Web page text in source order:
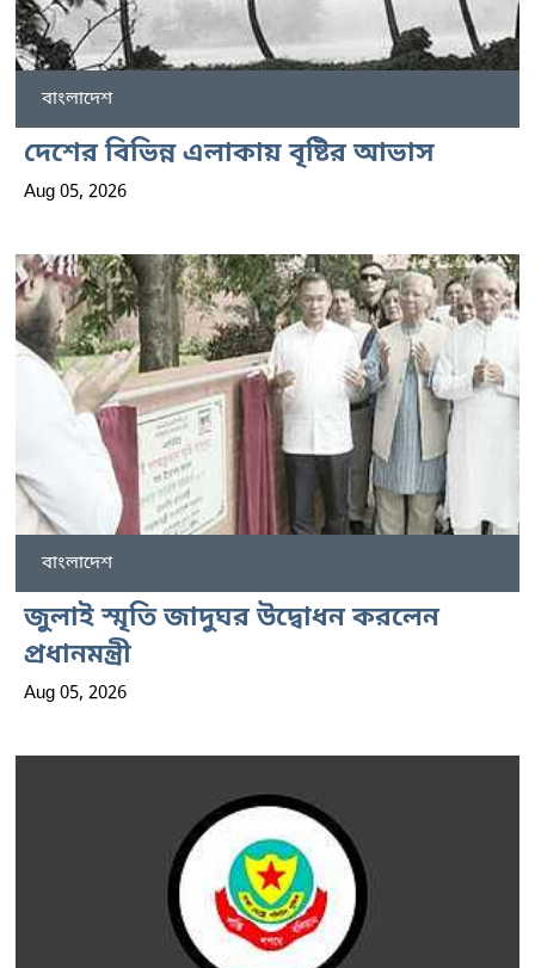
বাংলাদেশ
দেশের বিভিন্ন এলাকায় বৃষ্টির আভাস
Aug 05, 2026
বাংলাদেশ
জুলাই স্মৃতি জাদুঘর উদ্বোধন করলেন
প্রধানমন্ত্রী
Aug 05, 2026